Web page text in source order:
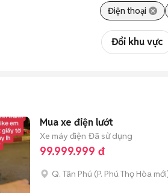
Điện thoại
Đổi khu vực
Mua xe điện lướt
Xe máy điện Đã sử dụng
99.999.999 đ
Q. Tân Phú (P. Phú Thọ Hòa